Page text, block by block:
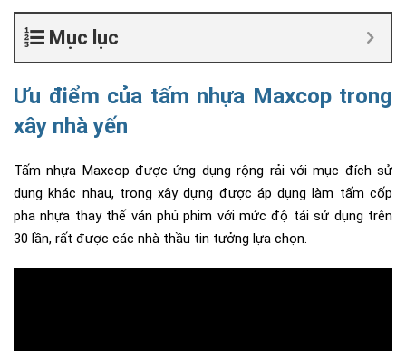
Mục lục
Ưu điểm của tấm nhựa Maxcop trong
xây nhà yến
Tấm nhựa Maxcop được ứng dụng rộng rải với mục đích sử
dụng khác nhau, trong xây dựng được áp dụng làm tấm cốp
pha nhựa thay thế ván phủ phim với mức độ tái sử dụng trên
30 lần, rất được các nhà thầu tin tưởng lựa chọn.